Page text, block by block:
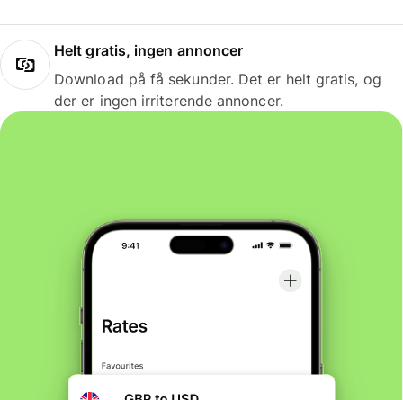
Helt gratis, ingen annoncer
Download på få sekunder. Det er helt gratis, og
der er ingen irriterende annoncer.